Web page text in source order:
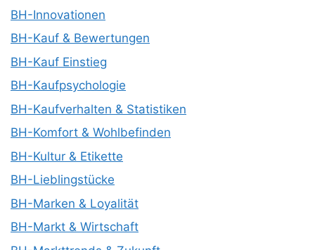
BH-Innovationen
BH-Kauf & Bewertungen
BH-Kauf Einstieg
BH-Kaufpsychologie
BH-Kaufverhalten & Statistiken
BH-Komfort & Wohlbefinden
BH-Kultur & Etikette
BH-Lieblingstücke
BH-Marken & Loyalität
BH-Markt & Wirtschaft